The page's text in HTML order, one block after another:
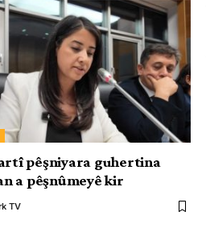
pêşniyara guhertina
a pêşnûmeyê kir
TV